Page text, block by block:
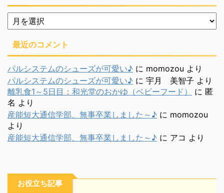
月
別
最近のコメント
パルシステムのシューズが可愛い♪ に momozou より
パルシステムのシューズが可愛い♪ に 宇月 美智子 より
離乳食1～5日目：和光堂のおかゆ（ベビーフード）
に 匿
名 より
産能短大通信学部、無事卒業しました～♪ に momozou
より
産能短大通信学部、無事卒業しました～♪ に アコ より
お役立ち記事